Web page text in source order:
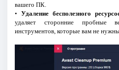
вашего ПК.
• Удаление бесполезного
удаляет сторонние пробные
инструментов, которые вам не